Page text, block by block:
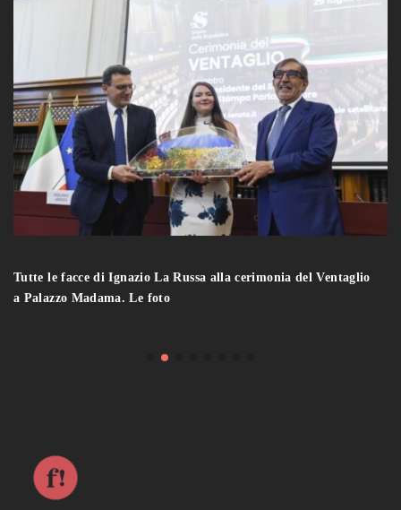
Tutte le facce di Ignazio La Russa alla cerimonia del Ventaglio
a Palazzo Madama. Le foto